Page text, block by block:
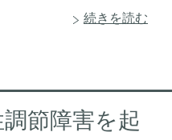
続きを読む
節障害を起